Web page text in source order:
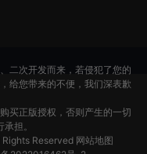
二次开发而来，若侵犯了您的
给您带来的不便，我们深表歉
买正版授权，否则产生的一切
担。
Rights Reserved 网站地图